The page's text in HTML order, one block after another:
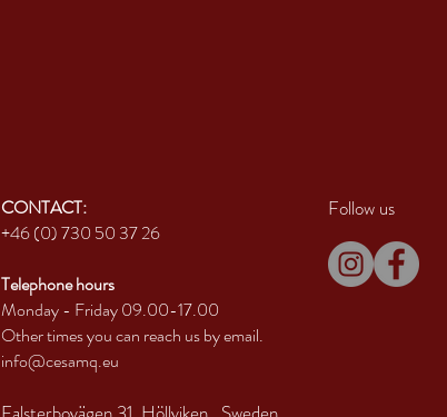
CONTACT:
+46 (0) 730 50 37 26
Telephone hours
Monday - Friday 09.00-17.00
Other times you can reach us by email.
info@cesamq.eu
Follow us